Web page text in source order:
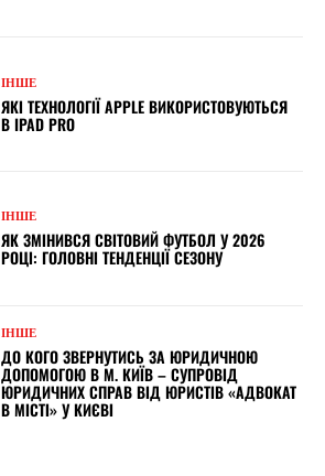
ІНШЕ
ЯКІ ТЕХНОЛОГІЇ APPLE ВИКОРИСТОВУЮТЬСЯ
В IPAD PRO
ІНШЕ
ЯК ЗМІНИВСЯ СВІТОВИЙ ФУТБОЛ У 2026
РОЦІ: ГОЛОВНІ ТЕНДЕНЦІЇ СЕЗОНУ
ІНШЕ
ДО КОГО ЗВЕРНУТИСЬ ЗА ЮРИДИЧНОЮ
ДОПОМОГОЮ В М. КИЇВ – СУПРОВІД
ЮРИДИЧНИХ СПРАВ ВІД ЮРИСТІВ «АДВОКАТ
В МІСТІ» У КИЄВІ